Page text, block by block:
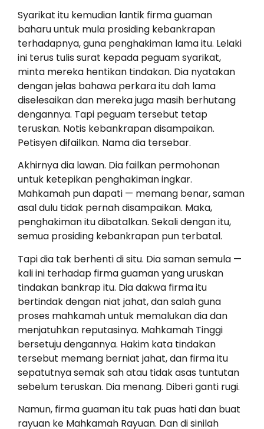
Syarikat itu kemudian lantik firma guaman
baharu untuk mula prosiding kebankrapan
terhadapnya, guna penghakiman lama itu. Lelaki
ini terus tulis surat kepada peguam syarikat,
minta mereka hentikan tindakan. Dia nyatakan
dengan jelas bahawa perkara itu dah lama
diselesaikan dan mereka juga masih berhutang
dengannya. Tapi peguam tersebut tetap
teruskan. Notis kebankrapan disampaikan.
Petisyen difailkan. Nama dia tersebar.
Akhirnya dia lawan. Dia failkan permohonan
untuk ketepikan penghakiman ingkar.
Mahkamah pun dapati — memang benar, saman
asal dulu tidak pernah disampaikan. Maka,
penghakiman itu dibatalkan. Sekali dengan itu,
semua prosiding kebankrapan pun terbatal.
Tapi dia tak berhenti di situ. Dia saman semula —
kali ini terhadap firma guaman yang uruskan
tindakan bankrap itu. Dia dakwa firma itu
bertindak dengan niat jahat, dan salah guna
proses mahkamah untuk memalukan dia dan
menjatuhkan reputasinya. Mahkamah Tinggi
bersetuju dengannya. Hakim kata tindakan
tersebut memang berniat jahat, dan firma itu
sepatutnya semak sah atau tidak asas tuntutan
sebelum teruskan. Dia menang. Diberi ganti rugi.
Namun, firma guaman itu tak puas hati dan buat
rayuan ke Mahkamah Rayuan. Dan di sinilah